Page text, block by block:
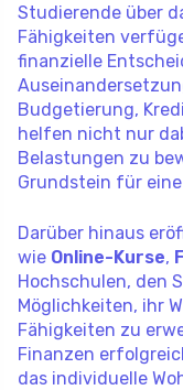
Studierende über
Fähigkeiten
finanzielle
Budgetierung,
helfen nicht nur
Belastungen zu
Grundstein für
Darüber hinaus
wie Online-Kurse,
Hochschulen, den
Möglichkeiten, ihr
Fähigkeiten zu
Finanzen
das individuelle